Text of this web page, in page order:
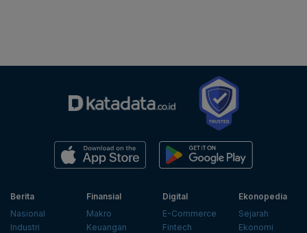
Berita
Nasional
Industri
Finansial
Makro
Keuangan
Digital
E-Commerce
Fintech
Ekonopedia
Sejarah
Ekonomi